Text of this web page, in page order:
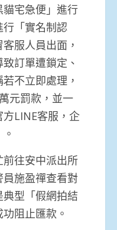
宅急便」進行
「實名制認
服人員出面，
訂單遭鎖定、
不立即處理，
元罰款，並一
LINE客服，企
往安中派出所
施盈禪查看對
型「假網拍結
阻止匯款。